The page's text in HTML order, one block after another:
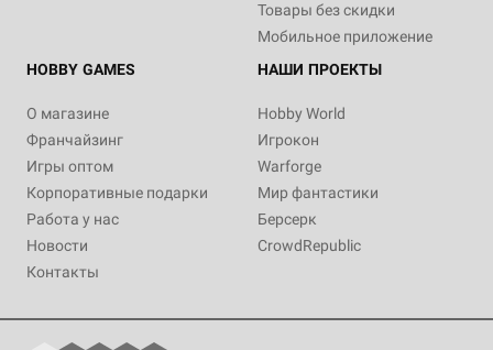
Товары без скидки
Мобильное приложение
HOBBY GAMES
О магазине
Франчайзинг
Игры оптом
Корпоративные подарки
Работа у нас
Новости
Контакты
НАШИ ПРОЕКТЫ
Hobby World
Игрокон
Warforge
Мир фантастики
Берсерк
CrowdRepublic